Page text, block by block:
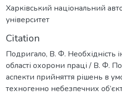
Харківський національний
університет
Citation
Подригало, В. Ф. Необхідність
області охорони праці / В. Ф.
аспекти прийняття рішень в
техногенно небезпечних